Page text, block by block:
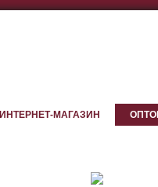
ИНТЕРНЕТ-МАГАЗИН